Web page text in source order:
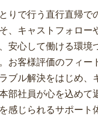
りで行う直行直帰で
、キャストフォロー
安心して働ける環境
お客様評価のフィー
ブル解決をはじめ、
部社員が心を込めて
感じられるサポート